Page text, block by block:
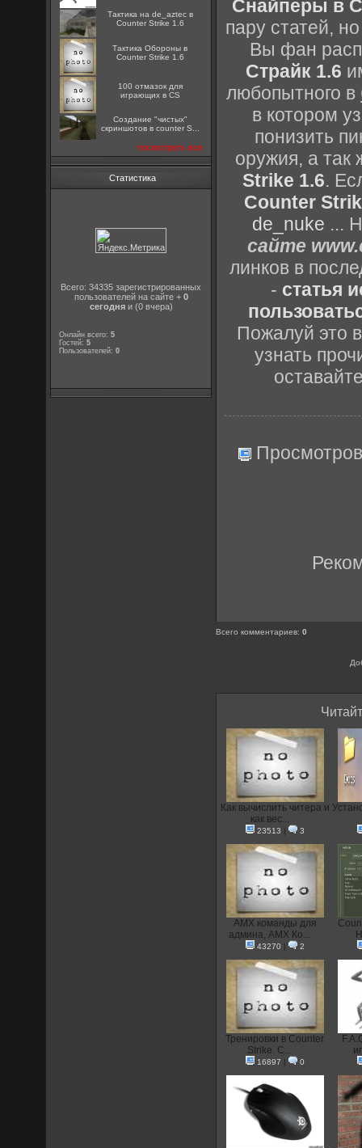
Тактика на de_aztec в
Counter Strike 1.6
Тактика Обороны в
Counter Strike 1.6
100 отмазок для
играющих в CS
Создание "чистых"
скриншотов в counter S...
посмотреть все
Статистика
Всего: 34335 зарегистрированных
пользователей на сайте + 0
сегодняи (0 вчера)
Онлайн всего:5
Гостей:5
Пользователей:0
Снайперы в
пару статей,
Вы фан
Страйк 1.6
любопытного в
в котором
понизить
оружия, а так
Strike 1.6.
Counter
de_nuke ...
сайте
линков в
- статья
Пожалуй это
узнать
Всего комментариев:0
Как вычислить читера и
как вес...
23513 | 3
AMX команды для
админа, AMX Ко...
43270 | 2
Тренировки в Counter
Strike. С...
16897 | 0